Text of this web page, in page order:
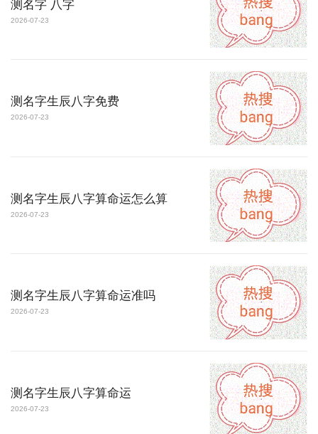
测名字 八字
2026-07-23
测名字生辰八字免费
2026-07-23
测名字生辰八字算命运怎么算
2026-07-23
测名字生辰八字算命运准吗
2026-07-23
测名字生辰八字算命运
2026-07-23